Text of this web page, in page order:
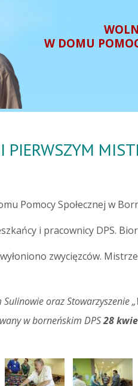
W DOMU
PIERWSZYM
Pomocy Społecznej w
i pracownicy DPS.
zwycięzców.
oraz Stowarzyszenie
w borneńskim DPS28